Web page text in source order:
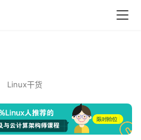
Linux干货